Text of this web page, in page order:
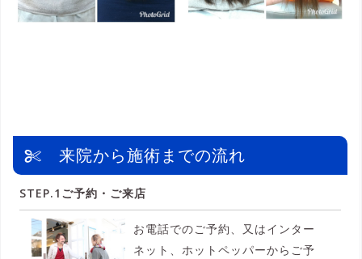
来院から施術までの流れ
STEP.1ご予約・ご来店
お電話でのご予約、又はインター
ネット、ホットペッパーからご予